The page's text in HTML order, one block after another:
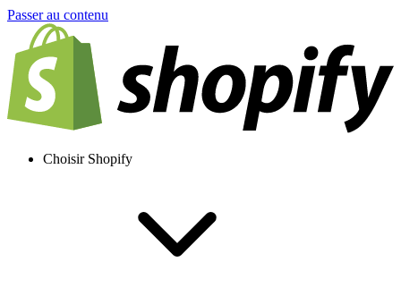
Passer au contenu
Choisir Shopify